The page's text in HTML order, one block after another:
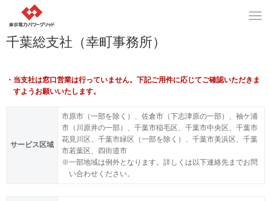
千葉総支社（幸町事務所）
当支社は窓口営業は行っていません。下記ご用件に応じてご確認いただきま
すようお願いいたします。
サービス区域
市原市（一部を除く）、佐倉市（下志津原の一部）、袖ケ浦
市（川原井の一部）、千葉市稲毛区、千葉市中央区、千葉市
花見川区、千葉市緑区（一部を除く）、千葉市美浜区、千葉
市若葉区、四街道市
※一部地域は例外となります。詳しくは以下連絡先までお問
い合わせください。